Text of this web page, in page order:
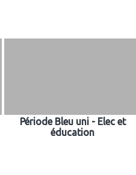
Période Bleu uni - Elec et
éducation